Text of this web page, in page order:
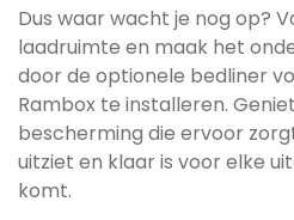
Dus waar wacht je nog op?
laadruimte en maak het
door de optionele bedliner
Rambox te installeren.
bescherming die ervoor
uitziet en klaar is voor elke
komt.